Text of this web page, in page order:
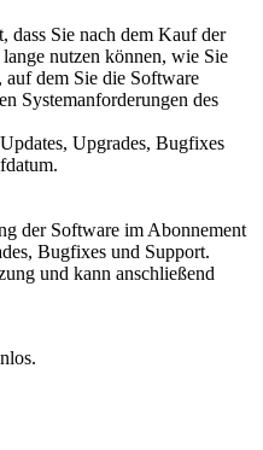
dass Sie nach dem Kauf der
nutzen können, wie Sie
auf dem Sie die Software
Systemanforderungen des
Upgrades, Bugfixes
der Software im Abonnement
Bugfixes und Support.
und kann anschließend